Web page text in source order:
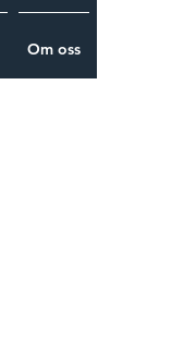
Om oss